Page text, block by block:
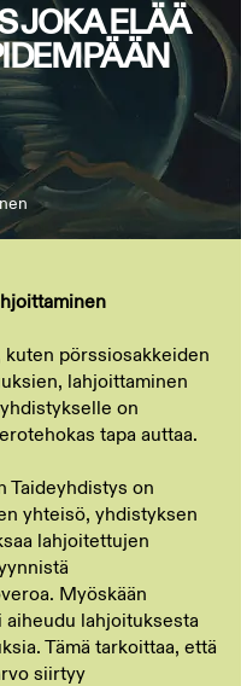
JOKA ELÄÄ
pörssiosakkeiden
lahjoittaminen
on
tapa auttaa.
Taideyhdistys on
yhteisö, yhdistyksen
lahjoitettujen
Myöskään
aiheudu lahjoituksesta
Tämä tarkoittaa, että
siirtyy